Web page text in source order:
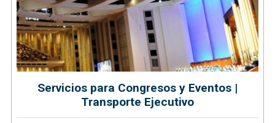
Servicios para Congresos y Eventos |
Transporte Ejecutivo